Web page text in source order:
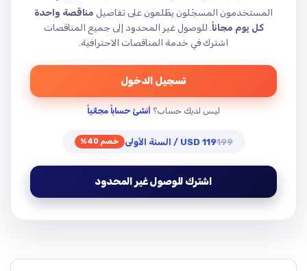
مبلغ وقدره 2,000,000 ل.ج.س، وهي مقسمة لكل بند (500,000
التأمينات النهائية: (10%) من قيمة العقد، تُدفع خلال 15 يوماً من
تاريخ توق…
المستخدمون المسجّلون يطّلعون على تفاصيل مناقصة واحدة
كل يوم مجاناً . للوصول غير المحدود إلى جميع المناقصات
اشترك في خدمة المناقصات الاحترافية.
تسجيل الدخول
ليس لديك حساب؟ أنشئ حساباً مجانياً
199119 USD / السنة الأولى خصم 40%
اشترك للوصول غير المحدود